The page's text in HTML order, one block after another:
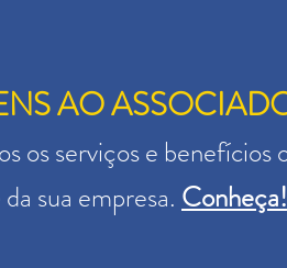
AO
os serviços e
sua empresa. Conheça!